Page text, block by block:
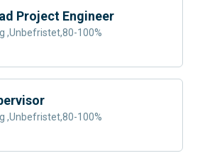
Project Engineer
,Unbefristet,80-100%
,Unbefristet,80-100%